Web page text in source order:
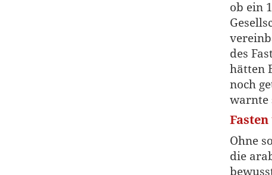
ob ein
des
hätten
noch
warnte
Ohne
die